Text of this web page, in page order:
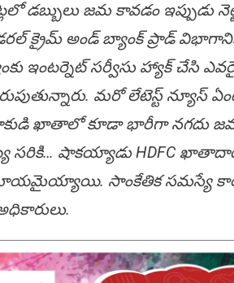
డబ్బులు జమ కావడం ఇప్పుడు
క్రైమ్ అండ్ బ్యాంక్ ప్రాడ్ విభాగానికి
ఇంటర్నెట్ సర్వీసు హ్యాక్ చేసి
మరో లేటెస్ట్ న్యూస్
ఖాతాలో కూడా భారీగా నగదు
సరికి… షాకయ్యాడు HDFC
మాయమైయ్యాయి. సాంకేతిక సమస్యే